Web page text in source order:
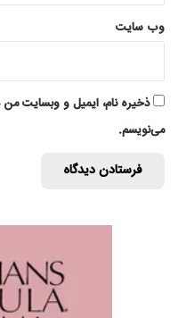
وب‌ سایت
ذخیره نام، ایمیل و وبسایت من
می‌نویسم.